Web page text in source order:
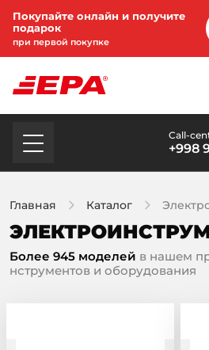
Покупайте онлайн и получите
подарок
при первой покупке
Call-
+998
Главная Каталог
Более 945 моделей в нашем
нструментов и оборудования